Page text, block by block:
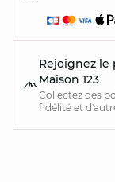
Rejoignez
Maison 123
Collectez des
fidélité et